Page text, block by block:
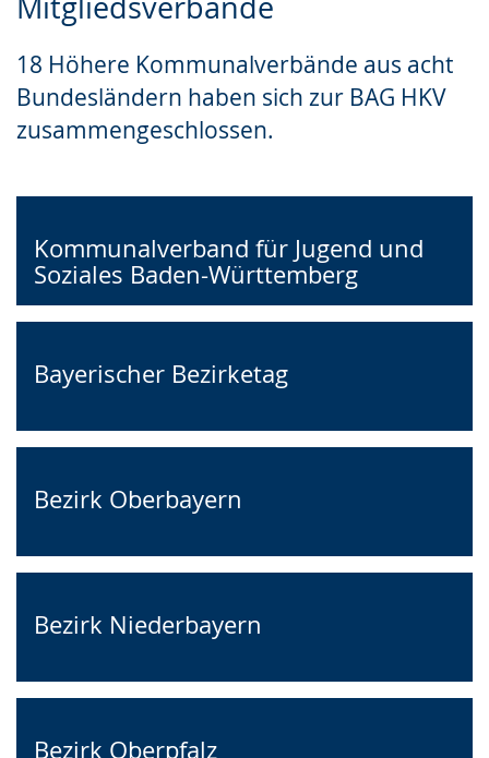
18 Höhere Kommunalverbände aus acht
Bundesländern haben sich zur BAG HKV
zusammengeschlossen.
Leichten
wechseln.
Audio-
Video
Deutscher
Gebärdensprache
wird
Kommunalverband für Jugend und
Soziales Baden-Württemberg
Bayerischer Bezirketag
Bezirk Oberbayern
Bezirk Niederbayern
Bezirk Oberpfalz